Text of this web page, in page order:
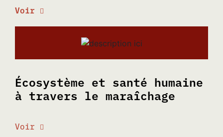
Voir
Écosystème et santé humaine
à travers le maraîchage
Voir